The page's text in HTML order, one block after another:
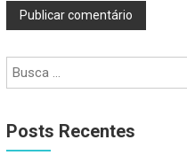
Posts Recentes